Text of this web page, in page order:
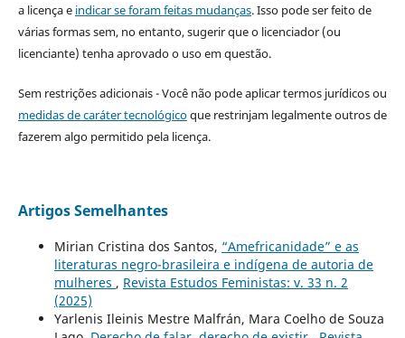
a licença e indicar se foram feitas mudanças. Isso pode ser feito de
várias formas sem, no entanto, sugerir que o licenciador (ou
licenciante) tenha aprovado o uso em questão.
Sem restrições adicionais - Você não pode aplicar termos jurídicos ou
medidas de caráter tecnológicoque restrinjam legalmente outros de
fazerem algo permitido pela licença.
Artigos Semelhantes
Mirian Cristina dos Santos, “Amefricanidade” e as
literaturas negro-brasileira e indígena de autoria de
mulheres , Revista Estudos Feministas: v. 33 n. 2
(2025)
Yarlenis Ileinis Mestre Malfrán, Mara Coelho de Souza